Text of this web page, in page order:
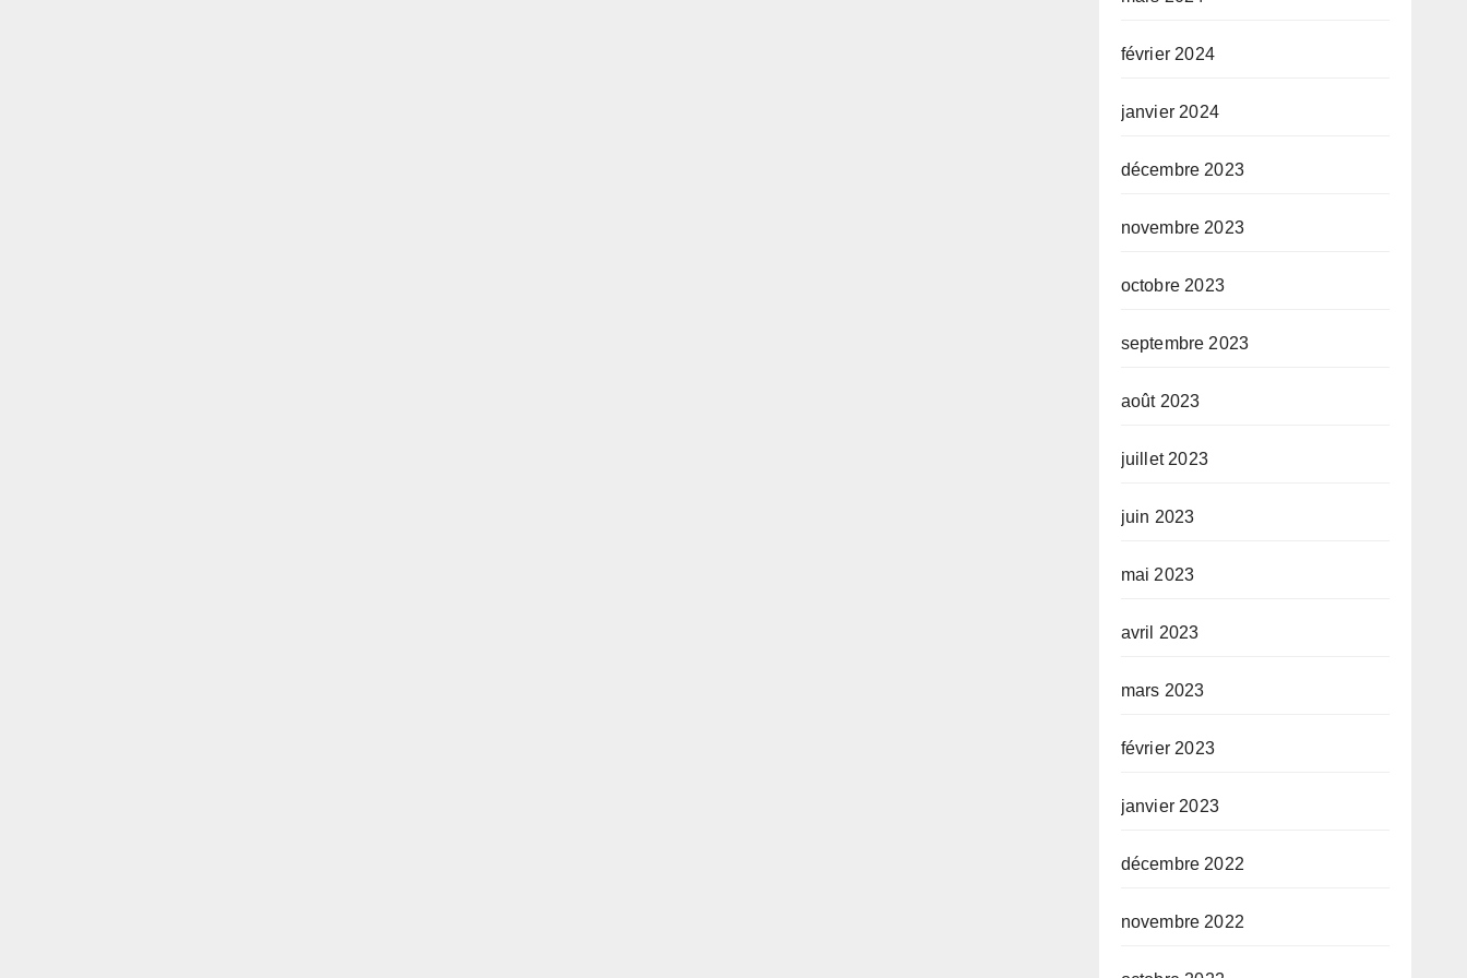
février 2024
janvier 2024
décembre 2023
novembre 2023
octobre 2023
septembre 2023
août 2023
juillet 2023
juin 2023
mai 2023
avril 2023
mars 2023
février 2023
janvier 2023
décembre 2022
novembre 2022